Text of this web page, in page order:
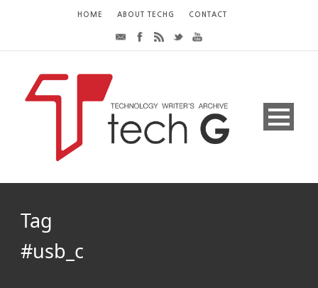
HOME ABOUT TECHG CONTACT
Tag
#usb_c